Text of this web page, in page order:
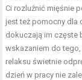
Ci rozluźnić mięśnie
jest też pomocny dla
dokuczają im częste
wskazaniem do tego,
relaksu świetnie
dzień w pracy nie